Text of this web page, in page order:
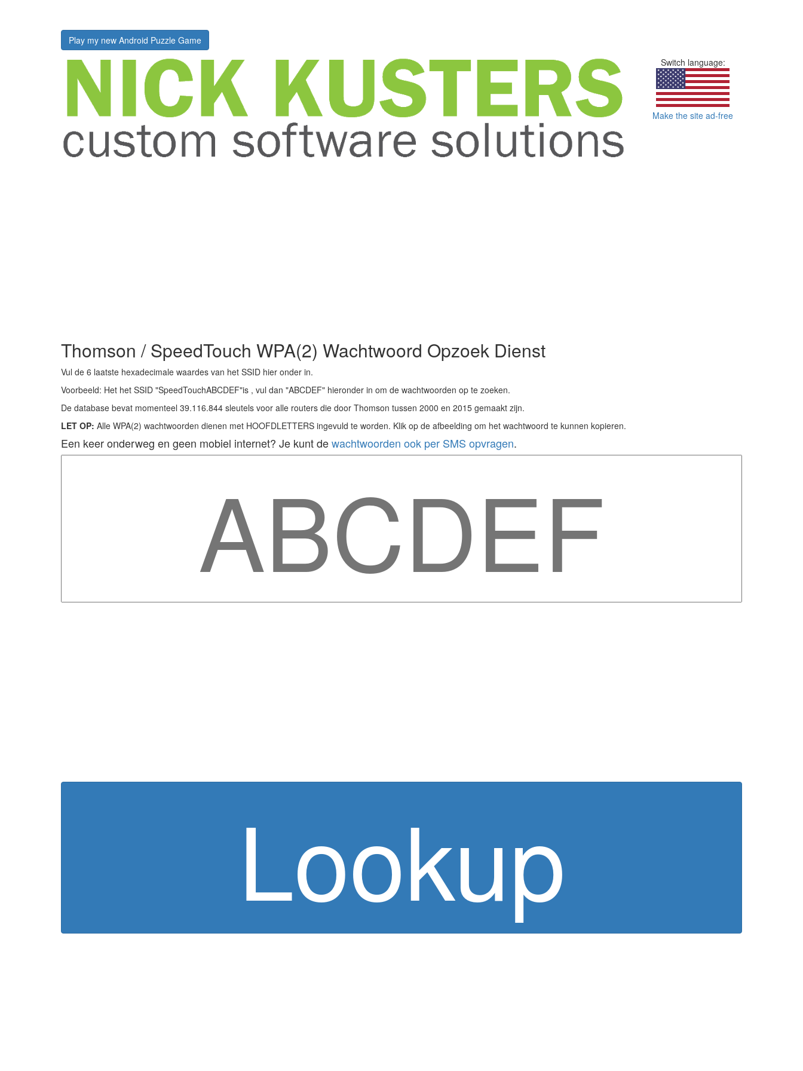
Play my new Android Puzzle Game
Switch language:
Make the site ad-free
Thomson / SpeedTouch WPA(2) Wachtwoord Opzoek Dienst
Vul de 6 laatste hexadecimale waardes van het SSID hier onder in.
Voorbeeld: Het het SSID "SpeedTouchABCDEF"is , vul dan "ABCDEF" hieronder in om de wachtwoorden op te zoeken.
De database bevat momenteel 39.116.844 sleutels voor alle routers die door Thomson tussen 2000 en 2015 gemaakt zijn.
LET OP: Alle WPA(2) wachtwoorden dienen met HOOFDLETTERS ingevuld te worden. Klik op de afbeelding om het wachtwoord te kunnen kopieren.
Een keer onderweg en geen mobiel internet? Je kunt dewachtwoorden ook per SMS opvragen.